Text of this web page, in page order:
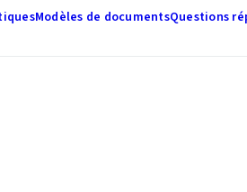
Modèles de documentsQuestions